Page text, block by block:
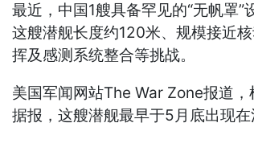
最近，中国1艘具备罕见的“无帆罩
这艘潜舰长度约120米、规模接近
挥及感测系统整合等挑战。
美国军闻网站The War Zone报道
据报，这艘潜舰最早于5月底出现